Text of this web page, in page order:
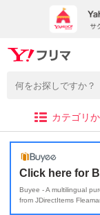
カテゴリ
Click here for
Buyee - A multilingual
from JDirectItems